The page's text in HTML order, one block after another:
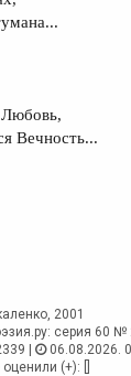
Любовь,
Вечность...
, 2001
серия 60 №
|
06.08.2026.
(+): []